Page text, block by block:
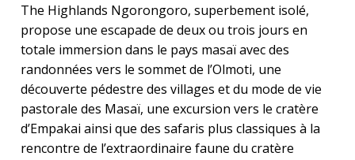
The Highlands Ngorongoro, superbement isolé,
propose une escapade de deux ou trois jours en
totale immersion dans le pays masaï avec des
randonnées vers le sommet de l’Olmoti, une
découverte pédestre des villages et du mode de vie
pastorale des Masaï, une excursion vers le cratère
d’Empakai ainsi que des safaris plus classiques à la
rencontre de l’extraordinaire faune du cratère